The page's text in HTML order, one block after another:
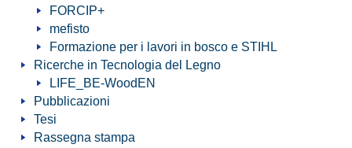
FORCIP+
mefisto
Formazione per i lavori in bosco e STIHL
Ricerche in Tecnologia del Legno
LIFE_BE-WoodEN
Pubblicazioni
Tesi
Rassegna stampa